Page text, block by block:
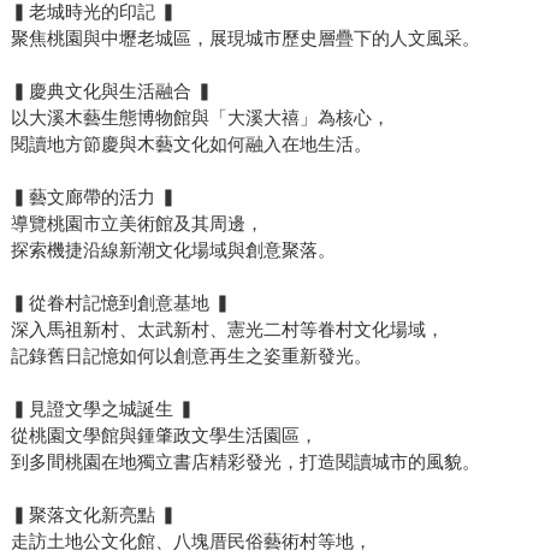
▍老城時光的印記 ▍
聚焦桃園與中壢老城區，展現城市歷史層疊下的人文風采。
▍慶典文化與生活融合 ▍
以大溪木藝生態博物館與「大溪大禧」為核心，
閱讀地方節慶與木藝文化如何融入在地生活。
▍藝文廊帶的活力 ▍
導覽桃園市立美術館及其周邊，
探索機捷沿線新潮文化場域與創意聚落。
▍從眷村記憶到創意基地 ▍
深入馬祖新村、太武新村、憲光二村等眷村文化場域，
記錄舊日記憶如何以創意再生之姿重新發光。
▍見證文學之城誕生 ▍
從桃園文學館與鍾肇政文學生活園區，
到多間桃園在地獨立書店精彩發光，打造閱讀城市的風貌。
▍聚落文化新亮點 ▍
走訪土地公文化館、八塊厝民俗藝術村等地，